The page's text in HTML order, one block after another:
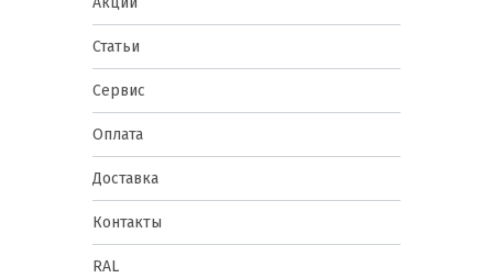
Статьи
Сервис
Оплата
Доставка
Контакты
RAL